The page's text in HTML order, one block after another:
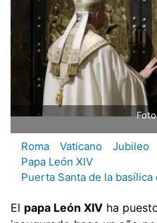
Roma Vaticano Jubileo
Papa León XIV
Puerta Santa de la basílica
El papa León XIV ha